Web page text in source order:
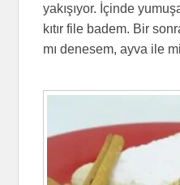
yakışıyor. İçinde
kıtır file badem. Bir
mı denesem, ayva ile